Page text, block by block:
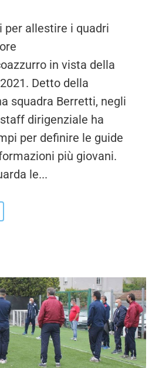
per allestire i quadri
in vista della
Detto della
squadra Berretti, negli
dirigenziale ha
per definire le guide
più giovani.
le...